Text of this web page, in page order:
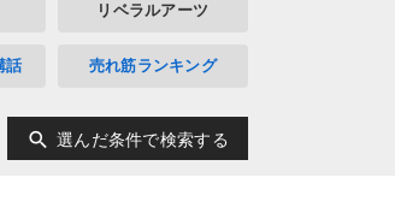
リベラルアーツ
話 売れ筋ランキング
search 選んだ条件で検索する